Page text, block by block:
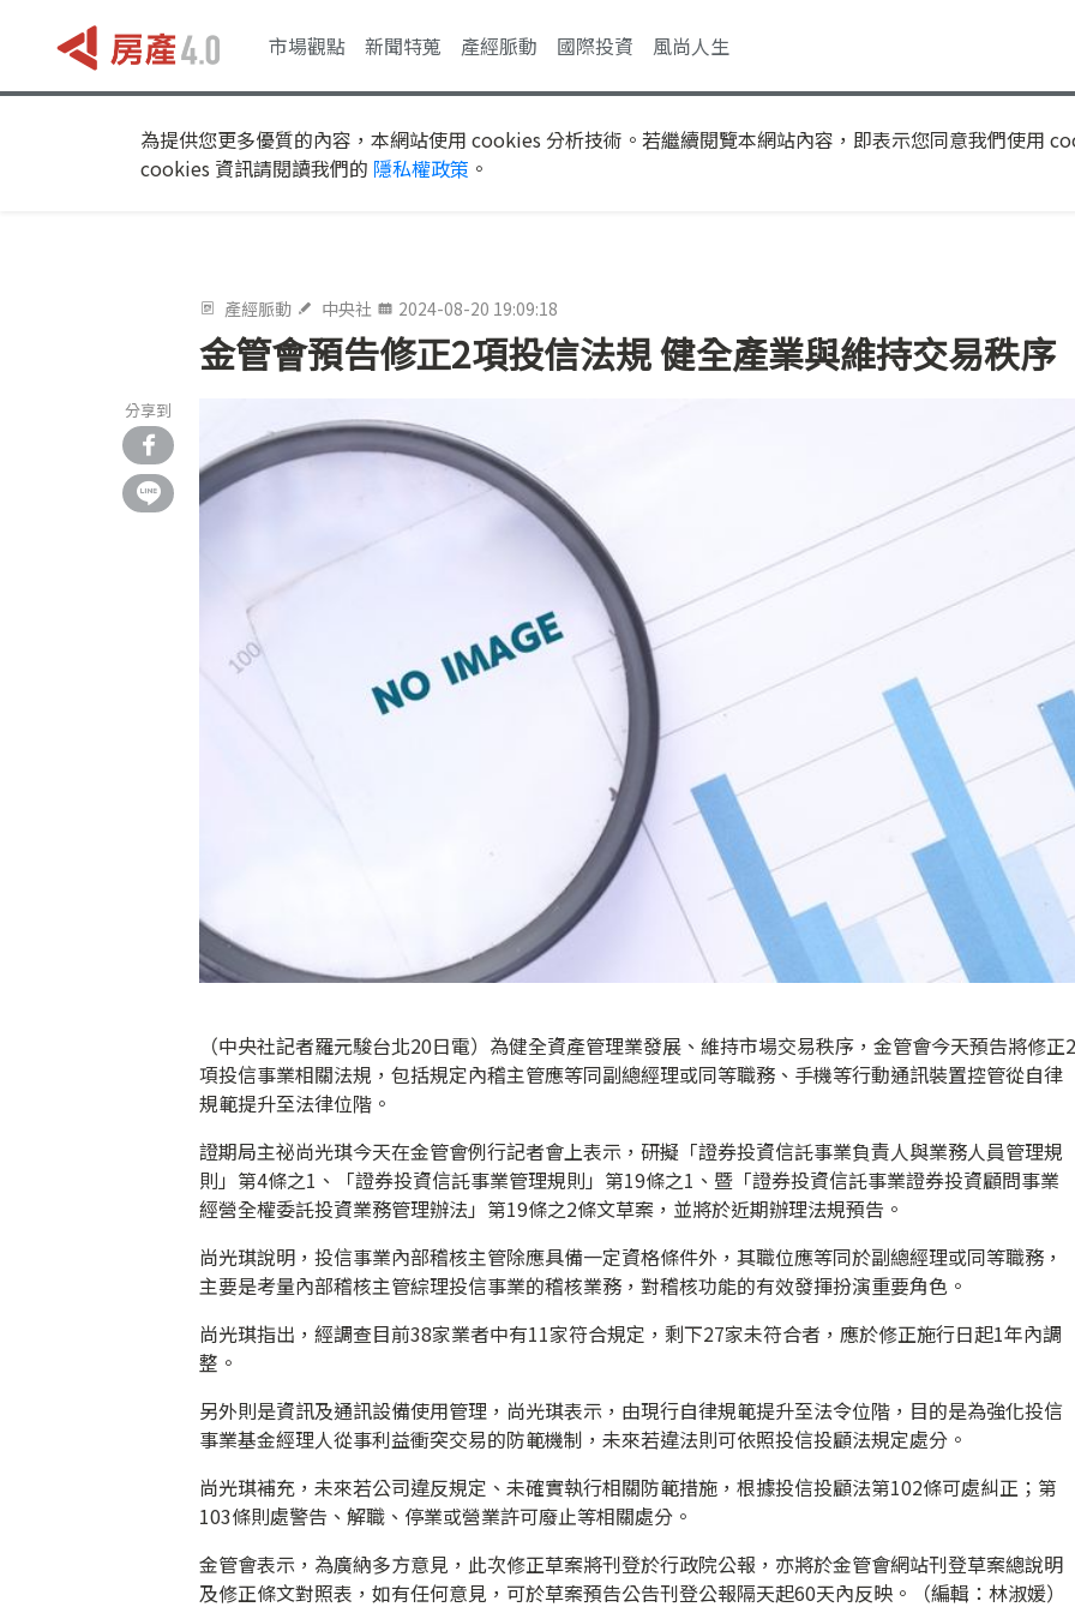
市場觀點 新聞特蒐 產經脈動 國際投資 風尚人生
為提供您更多優質的內容，本網站使用 cookies 分析技術。若繼續閱覽本網站內容，即表示您同意我們使用
cookies 資訊請閱讀我們的 隱私權政策 。
產經脈動 中央社 2024-08-20 19:09:18
金管會預告修正2項投信法規 健全產業與維持交易秩序
分享到
（中央社記者羅元駿台北20日電）為健全資產管理業發展、維持市場交易秩序，金管會今天預告將修正2
項投信事業相關法規，包括規定內稽主管應等同副總經理或同等職務、手機等行動通訊裝置控管從自律
規範提升至法律位階。
證期局主祕尚光琪今天在金管會例行記者會上表示，研擬「證券投資信託事業負責人與業務人員管理規
則」第4條之1、「證券投資信託事業管理規則」第19條之1、暨「證券投資信託事業證券投資顧問事業
經營全權委託投資業務管理辦法」第19條之2條文草案，並將於近期辦理法規預告。
尚光琪說明，投信事業內部稽核主管除應具備一定資格條件外，其職位應等同於副總經理或同等職務，
主要是考量內部稽核主管綜理投信事業的稽核業務，對稽核功能的有效發揮扮演重要角色。
尚光琪指出，經調查目前38家業者中有11家符合規定，剩下27家未符合者，應於修正施行日起1年內調
整。
另外則是資訊及通訊設備使用管理，尚光琪表示，由現行自律規範提升至法令位階，目的是為強化投信
事業基金經理人從事利益衝突交易的防範機制，未來若違法則可依照投信投顧法規定處分。
尚光琪補充，未來若公司違反規定、未確實執行相關防範措施，根據投信投顧法第102條可處糾正；第
103條則處警告、解職、停業或營業許可廢止等相關處分。
金管會表示，為廣納多方意見，此次修正草案將刊登於行政院公報，亦將於金管會網站刊登草案總說明
及修正條文對照表，如有任何意見，可於草案預告公告刊登公報隔天起60天內反映。（編輯：林淑媛）